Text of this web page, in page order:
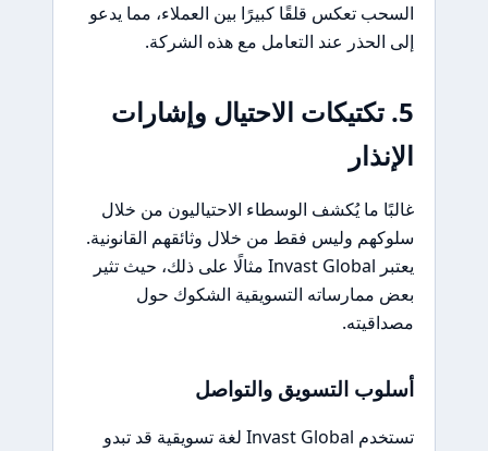
السحب تعكس قلقًا كبيرًا بين العملاء، مما يدعو
إلى الحذر عند التعامل مع هذه الشركة.
5. تكتيكات الاحتيال وإشارات
الإنذار
غالبًا ما يُكشف الوسطاء الاحتياليون من خلال
سلوكهم وليس فقط من خلال وثائقهم القانونية.
يعتبر Invast Global مثالًا على ذلك، حيث تثير
بعض ممارساته التسويقية الشكوك حول
مصداقيته.
أسلوب التسويق والتواصل
تستخدم Invast Global لغة تسويقية قد تبدو